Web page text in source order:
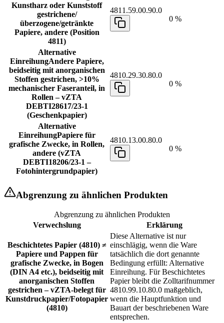
Kunstharz oder Kunststoff
gestrichene/
überzogene/getränkte
Papiere, andere (Position
4811)
4811.59.00.90.0
0 %
Alternative
EinreihungAndere Papiere,
beidseitig mit anorganischen
Stoffen gestrichen, >10%
mechanischer Faseranteil, in
Rollen – vZTA
DEBTI28617/23-1
(Geschenkpapier)
4810.29.30.80.0
0 %
Alternative
EinreihungPapiere für
grafische Zwecke, in Rollen,
andere (vZTA
DEBTI18206/23-1 –
Fotohintergrundpapier)
4810.13.00.80.0
0 %
Abgrenzung zu ähnlichen Produkten
Abgrenzung zu ähnlichen Produkten
Verwechslung
Erklärung
Beschichtetes Papier (4810) ≠
Papiere und Pappen für
grafische Zwecke, in Bogen
(DIN A4 etc.), beidseitig mit
anorganischen Stoffen
gestrichen – vZTA-belegt für
Kunstdruckpapier/Fotopapier
(4810)
Diese Alternative ist nur
einschlägig, wenn die Ware
tatsächlich die dort genannte
Bedingung erfüllt: Alternative
Einreihung. Für Beschichtetes
Papier bleibt die Zolltarifnummer
4810.99.10.80.0 maßgeblich,
wenn die Hauptfunktion und
Bauart der beschriebenen Ware
entsprechen.